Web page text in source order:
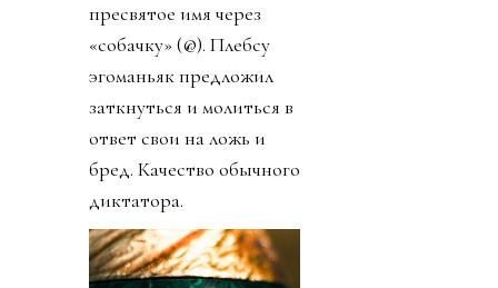
пресвятое имя через
«собачку» (@). Плебсу
эгоманьяк предложил
заткнуться и молиться в
ответ свои на ложь и
бред. Качество обычного
диктатора.